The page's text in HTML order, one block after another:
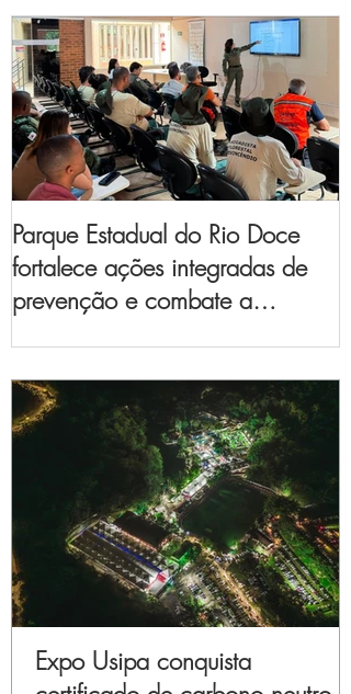
Parque Estadual do Rio Doce
fortalece ações integradas de
prevenção e combate a
Expo Usipa conquista